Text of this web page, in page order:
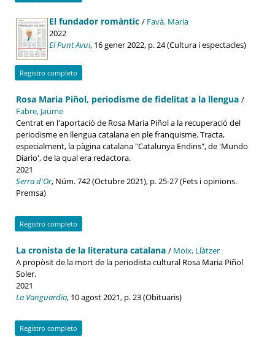
El fundador romàntic / Favà, Maria
2022
El Punt Avui, 16 gener 2022, p. 24 (Cultura i espectacles)
Registro completo
Rosa Maria Piñol, periodisme de fidelitat a la llengua /
Fabre, Jaume
Centrat en l'aportació de Rosa Maria Piñol a la recuperació del
periodisme en llengua catalana en ple franquisme. Tracta,
especialment, la pàgina catalana "Catalunya Endins", de 'Mundo
Diario', de la qual era redactora.
2021
Serra d'Or, Núm. 742 (Octubre 2021), p. 25-27 (Fets i opinions.
Premsa)
Registro completo
La cronista de la literatura catalana / Moix, Llàtzer
A propòsit de la mort de la periodista cultural Rosa Maria Piñol
Soler.
2021
La Vanguardia, 10 agost 2021, p. 23 (Obituaris)
Registro completo